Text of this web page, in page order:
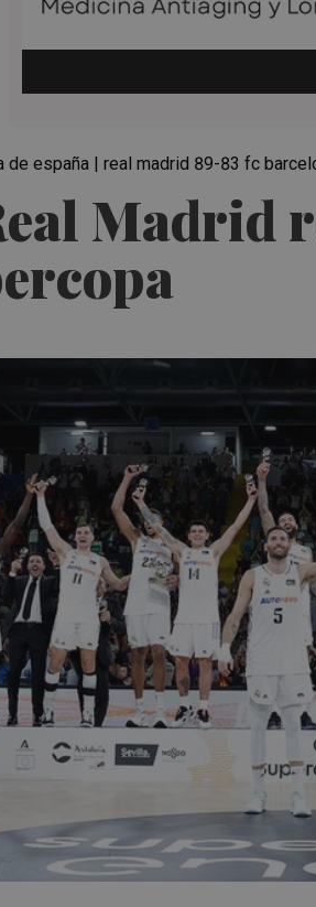
Madrid
de españa | real madrid 89-83 fc